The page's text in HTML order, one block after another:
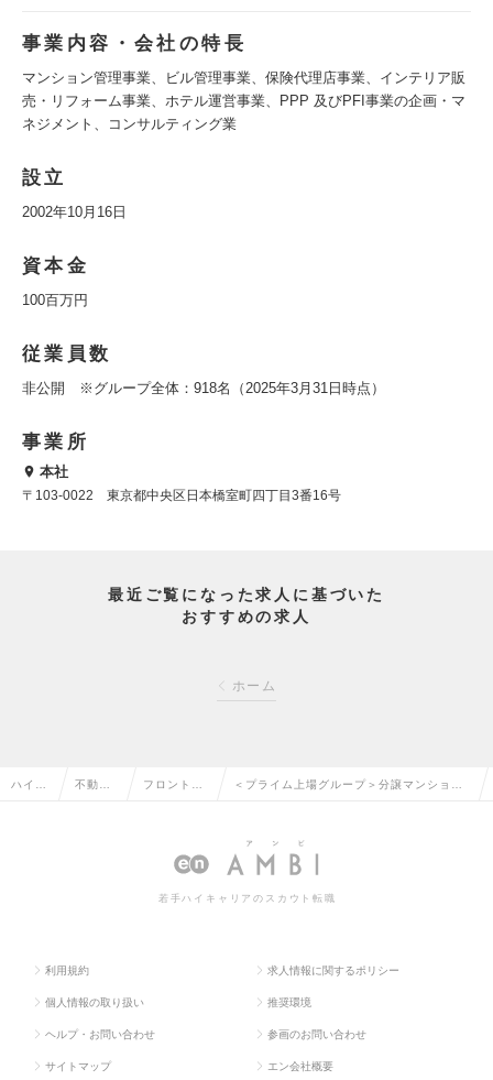
事業内容・会社の特長
マンション管理事業、ビル管理事業、保険代理店事業、インテリア販
売・リフォーム事業、ホテル運営事業、PPP 及びPFI事業の企画・マ
ネジメント、コンサルティング業
設立
2002年10月16日
資本金
100百万円
従業員数
非公開 ※グループ全体：918名（2025年3月31日時点）
事業所
本社
〒103-0022 東京都中央区日本橋室町四丁目3番16号
最近ご覧になった求人に基づいた
おすすめの求人
ホーム
ハイク 不動産 フロント・
管理の転職
＜プライム上場グループ＞分譲マンション
支える仕事／神田駅5分の求人情報
若手ハイキャリアのスカウト転職
利用規約 求人情報に関するポリシー
個人情報の取り扱い 推奨環境
ヘルプ・お問い合わせ 参画のお問い合わせ
サイトマップ エン会社概要